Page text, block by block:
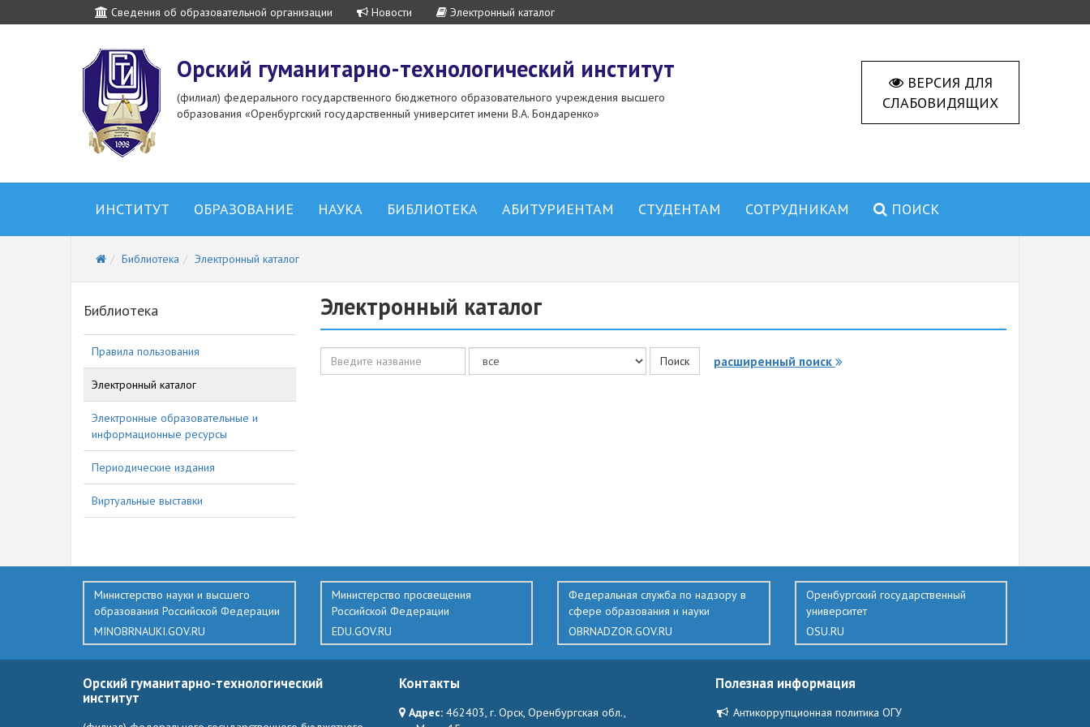
Сведения об образовательной организации Новости Электронный каталог
Орский гуманитарно-технологический институт
(филиал) федерального государственного бюджетного образовательного учреждения высшего
образования «Оренбургский государственный университет имени В.А. Бондаренко»
ВЕРСИЯ ДЛЯ
СЛАБОВИДЯЩИХ
ИНСТИТУТ ОБРАЗОВАНИЕ НАУКА БИБЛИОТЕКА АБИТУРИЕНТАМ СТУДЕНТАМ СОТРУДНИКАМ ПОИСК
Библиотека Электронный каталог
Библиотека
Правила пользования
Электронный каталог
Электронные образовательные и
информационные ресурсы
Периодические издания
Виртуальные выставки
Электронный каталог
Название Поиск расширенный поиск
Министерство науки и высшего
образования Российской Федерации
MINOBRNAUKI.GOV.RU
Министерство просвещения
Российской Федерации
EDU.GOV.RU
Федеральная служба по надзору в
сфере образования и науки
OBRNADZOR.GOV.RU
Оренбургский государственный
университет
OSU.RU
Орский гуманитарно-технологический
институт
Контакты
Адрес: 462403, г. Орск, Оренбургская обл.,
Полезная информация
Антикоррупционная политика ОГУ